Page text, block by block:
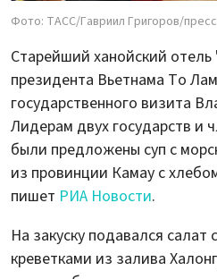
Фото: ТАСС/Гавриил Григоров/
Старейший ханойский
президента Вьетнама То
государственного визита
Лидерам двух государств и
были предложены суп с
из провинции Камау с
пишет РИА Новости.
На закуску подавался
креветками из залива